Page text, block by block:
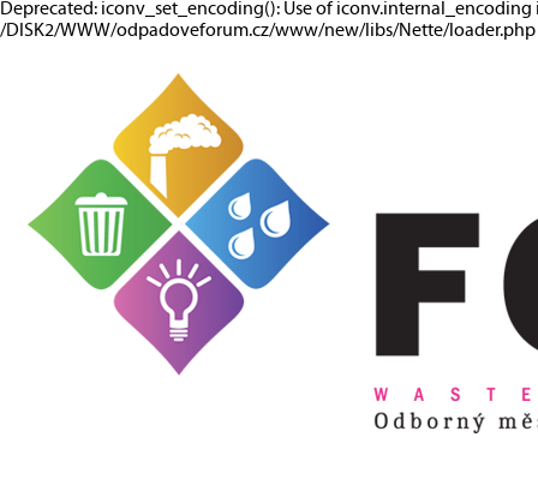
Deprecated: iconv_set_encoding(): Use of iconv.internal_encoding
/DISK2/WWW/odpadoveforum.cz/www/new/libs/Nette/loader.php